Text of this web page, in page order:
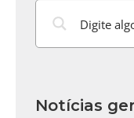
Notícias